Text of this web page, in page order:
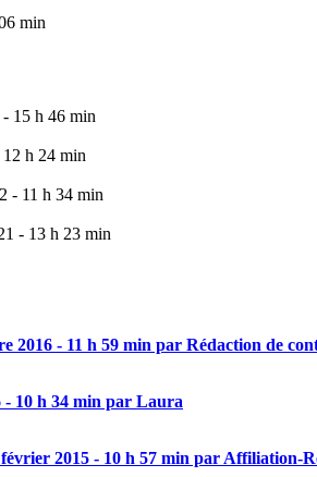
min
15 h 46 min
h 24 min
- 11 h 34 min
- 13 h 23 min
2016 - 11 h 59 min par Rédaction de
- 10 h 34 min par Laura
2015 - 10 h 57 min par Affiliation-